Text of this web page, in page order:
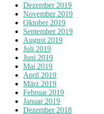
Dezember 2019
November 2019
Oktober 2019
September 2019
August 2019
Juli 2019
Juni 2019
Mai 2019
April 2019
März 2019
Februar 2019
Januar 2019
Dezember 2018